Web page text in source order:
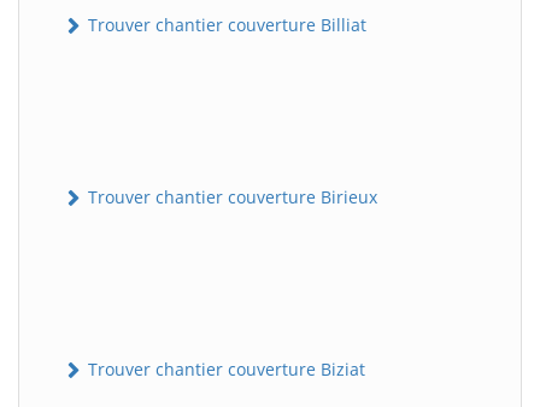
Trouver chantier couverture Billiat
Trouver chantier couverture Birieux
Trouver chantier couverture Biziat